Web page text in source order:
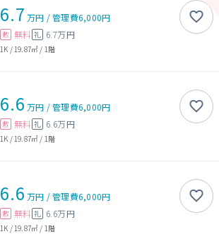
6.7 万円 /管理費6,000円
敷 無料 礼 6.7万円
1K / 19.87㎡ / 1階
6.6 万円 /管理費6,000円
敷 無料 礼 6.6万円
1K / 19.87㎡ / 1階
6.6 万円 /管理費6,000円
敷 無料 礼 6.6万円
1K / 19.87㎡ / 1階